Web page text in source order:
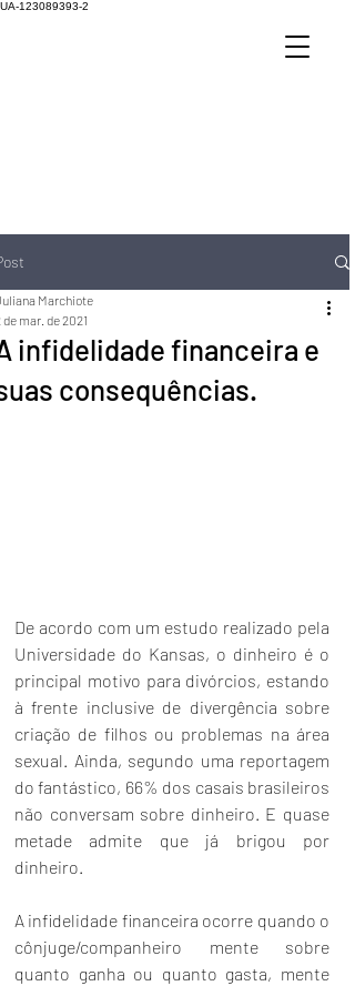
UA-123089393-2
infidelidade financeira e
consequências.
Marchiote
de mar. de 2021
De acordo com um estudo realizado pela
Universidade do Kansas, o dinheiro é o
principal motivo para divórcios, estando
à frente inclusive de divergência sobre
criação de filhos ou problemas na área
sexual. Ainda, segundo uma reportagem
do fantástico, 66% dos casais brasileiros
não conversam sobre dinheiro. E quase
metade admite que já brigou por
dinheiro.
A infidelidade financeira ocorre quando o
cônjuge/companheiro mente sobre
quanto ganha ou quanto gasta, mente